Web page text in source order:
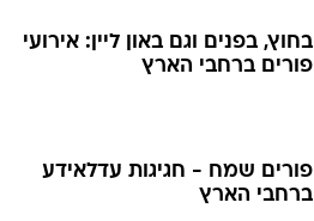
בחוץ, בפנים וגם באון ליין: אירועי
פורים ברחבי הארץ
פורים שמח - חגיגות עדלאידע
ברחבי הארץ